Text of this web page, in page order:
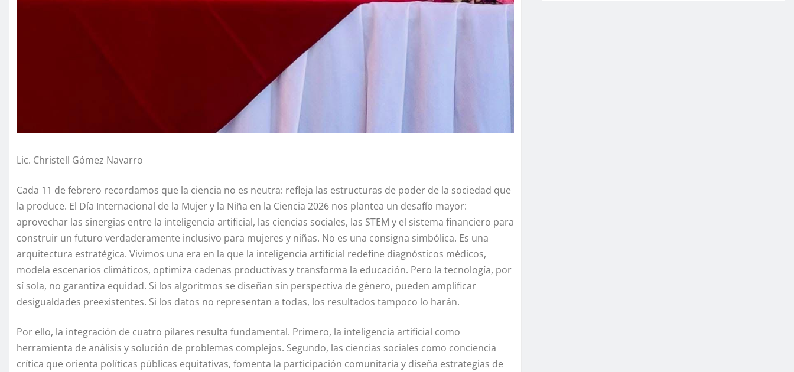
Lic. Christell Gómez Navarro
Cada 11 de febrero recordamos que la ciencia no es neutra: refleja las estructuras de poder de la sociedad que
la produce. El Día Internacional de la Mujer y la Niña en la Ciencia 2026 nos plantea un desafío mayor:
aprovechar las sinergias entre la inteligencia artificial, las ciencias sociales, las STEM y el sistema financiero para
construir un futuro verdaderamente inclusivo para mujeres y niñas. No es una consigna simbólica. Es una
arquitectura estratégica. Vivimos una era en la que la inteligencia artificial redefine diagnósticos médicos,
modela escenarios climáticos, optimiza cadenas productivas y transforma la educación. Pero la tecnología, por
sí sola, no garantiza equidad. Si los algoritmos se diseñan sin perspectiva de género, pueden amplificar
desigualdades preexistentes. Si los datos no representan a todas, los resultados tampoco lo harán.
Por ello, la integración de cuatro pilares resulta fundamental. Primero, la inteligencia artificial como
herramienta de análisis y solución de problemas complejos. Segundo, las ciencias sociales como conciencia
crítica que orienta políticas públicas equitativas, fomenta la participación comunitaria y diseña estrategias de